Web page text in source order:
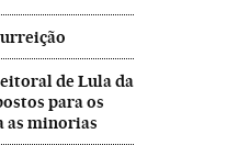
de Lula da
para os
as minorias